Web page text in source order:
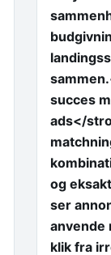
succes
ads</
og
ser
anvende
klik fra